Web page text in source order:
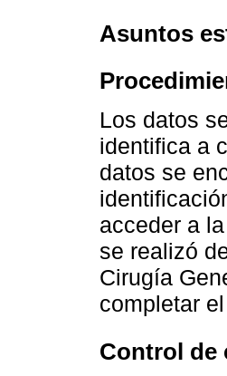
Asuntos
Los datos
identifica a
datos se
acceder a
se realizó
Cirugía
completar
Control de